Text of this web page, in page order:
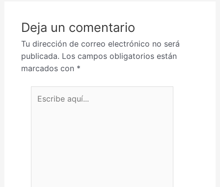
Deja un comentario
Tu dirección de correo electrónico no será
publicada. Los campos obligatorios están
marcados con *